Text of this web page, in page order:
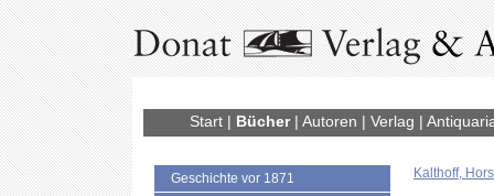
Start| Bücher| Autoren | Verlag |
Geschichte vor 1871
Kalthoff,